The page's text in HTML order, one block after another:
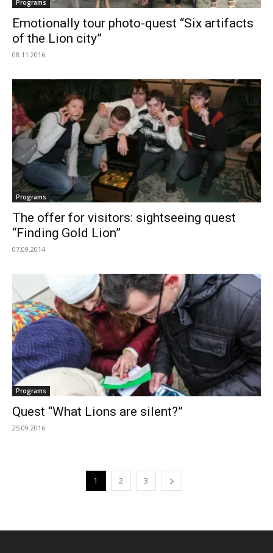
Programs
Emotionally tour photo-quest “Six artifacts
of the Lion city”
08.11.2016
Programs
The offer for visitors: sightseeing quest
“Finding Gold Lion”
07.09.2014
Programs
Quest “What Lions are silent?”
25.09.2016
1 2 3